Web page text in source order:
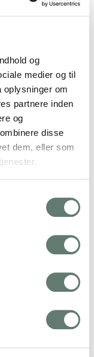
og
medier og til
om
partnere inden
og
disse
dem, eller som
fordi jeg måtte
mand! Må I få
stress på 🙂